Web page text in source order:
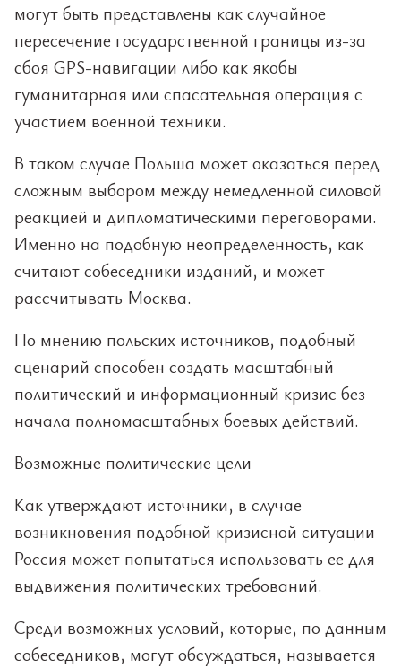
могут быть представлены как случайное
пересечение государственной границы из-за
сбоя GPS-навигации либо как якобы
гуманитарная или спасательная операция с
участием военной техники.
В таком случае Польша может оказаться перед
сложным выбором между немедленной силовой
реакцией и дипломатическими переговорами.
Именно на подобную неопределенность, как
считают собеседники изданий, и может
рассчитывать Москва.
По мнению польских источников, подобный
сценарий способен создать масштабный
политический и информационный кризис без
начала полномасштабных боевых действий.
Возможные политические цели
Как утверждают источники, в случае
возникновения подобной кризисной ситуации
Россия может попытаться использовать ее для
выдвижения политических требований.
Среди возможных условий, которые, по данным
собеседников, могут обсуждаться, называется